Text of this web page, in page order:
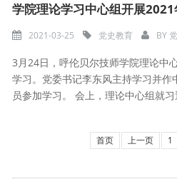
学院理论学习中心组开展
2021-03-25 党史教育 BY
3月24日，呼伦贝尔技师学院理论中
学习。党委书记李东风主持学习并
员参加学习。 会上，理论中心组就
首页 上一页 1